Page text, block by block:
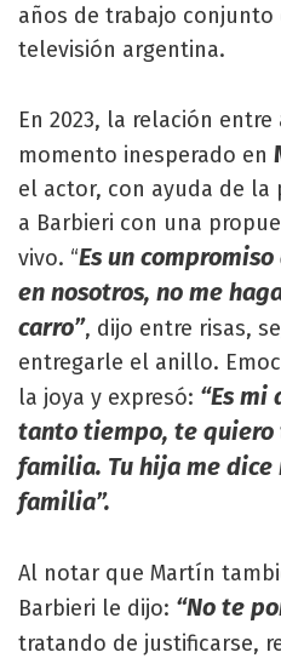
años de trabajo
televisión argentina.
En 2023, la relación
momento inesperado en
el actor, con ayuda de la
a Barbieri con una
vivo. “Es un
en nosotros, no me
carro”, dijo entre risas,
entregarle el anillo.
la joya y expresó: “Es mi
tanto tiempo, te quiero
familia. Tu hija me dice
familia”.
Al notar que Martín
Barbieri le dijo: “No te
tratando de justificarse,